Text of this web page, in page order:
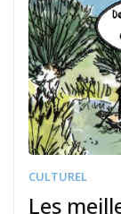
CULTUREL
Les